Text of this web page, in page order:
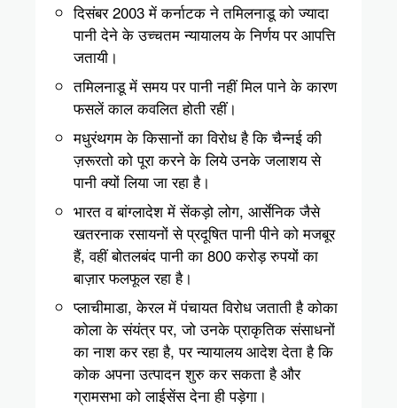
दिसंबर 2003 में कर्नाटक ने तमिलनाडू को ज्यादा
पानी देने के उच्चतम न्यायालय के निर्णय पर आपत्ति
जतायी।
तमिलनाडू में समय पर पानी नहीं मिल पाने के कारण
फसलें काल कवलित होती रहीं।
मधुरंथगम के किसानों का विरोध है कि चैन्नई की
ज़रूरतो को पूरा करने के लिये उनके जलाशय से
पानी क्यों लिया जा रहा है।
भारत व बांग्लादेश में सेंकड़ो लोग, आर्सेनिक जैसे
खतरनाक रसायनों से प्रदूषित पानी पीने को मजबूर
हैं, वहीं बोतलबंद पानी का 800 करोड़ रुपयों का
बाज़ार फलफूल रहा है।
प्लाचीमाडा, केरल में पंचायत विरोध जताती है कोका
कोला के संयंत्र पर, जो उनके प्राकृतिक संसाधनों
का नाश कर रहा है, पर न्यायालय आदेश देता है कि
कोक अपना उत्पादन शुरु कर सकता है और
ग्रामसभा को लाईसेंस देना ही पड़ेगा।